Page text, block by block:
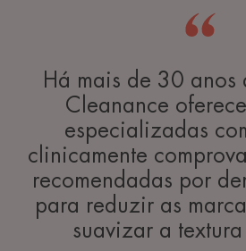
Há mais de 30 anos
Cleanance
especializadas
clinicamente
recomendadas por
para reduzir as
suavizar a